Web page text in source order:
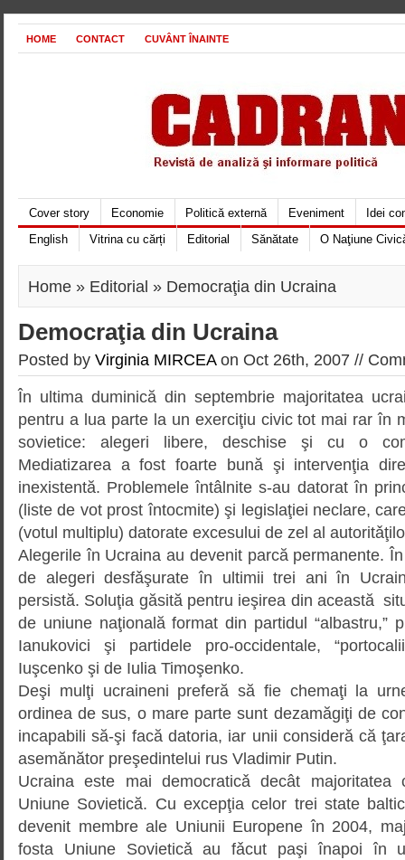
HOME CONTACT CUVÂNT ÎNAINTE
Cover story Economie Politică externă Eveniment
Idei
English
Vitrina cu cărți Editorial Sănătate O Naţiune
Home » Editorial » Democraţia din Ucraina
Democraţia din Ucraina
Posted by Virginia MIRCEAon Oct 26th, 2007 //
În ultima duminică din septembrie majoritatea
pentru a lua parte la un exerciţiu civic tot mai rar în
sovietice: alegeri libere, deschise şi cu o
Mediatizarea a fost foarte bună şi intervenţia
inexistentă. Problemele întâlnite s-au datorat în
(liste de vot prost întocmite) şi legislaţiei neclare,
(votul multiplu) datorate excesului de zel al
Alegerile în Ucraina au devenit parcă permanente.
de alegeri desfǎşurate în ultimii trei ani în
persistă. Soluţia găsită pentru ieşirea din această
de uniune naţională format din partidul “albastru,”
Ianukovici şi partidele pro-occidentale,
Iuşcenko şi de Iulia Timoşenko.
Deşi mulţi ucraineni preferă să fie chemaţi la
ordinea de sus, o mare parte sunt dezamăgiţi de
incapabili să-şi facă datoria, iar unii consideră că
asemănător preşedintelui rus Vladimir Putin.
Ucraina este mai democraticǎ decât
Uniune Sovietică. Cu excepţia celor trei state
devenit membre ale Uniunii Europene în 2004,
fosta Uniune Sovieticǎ au fǎcut paşi înapoi în